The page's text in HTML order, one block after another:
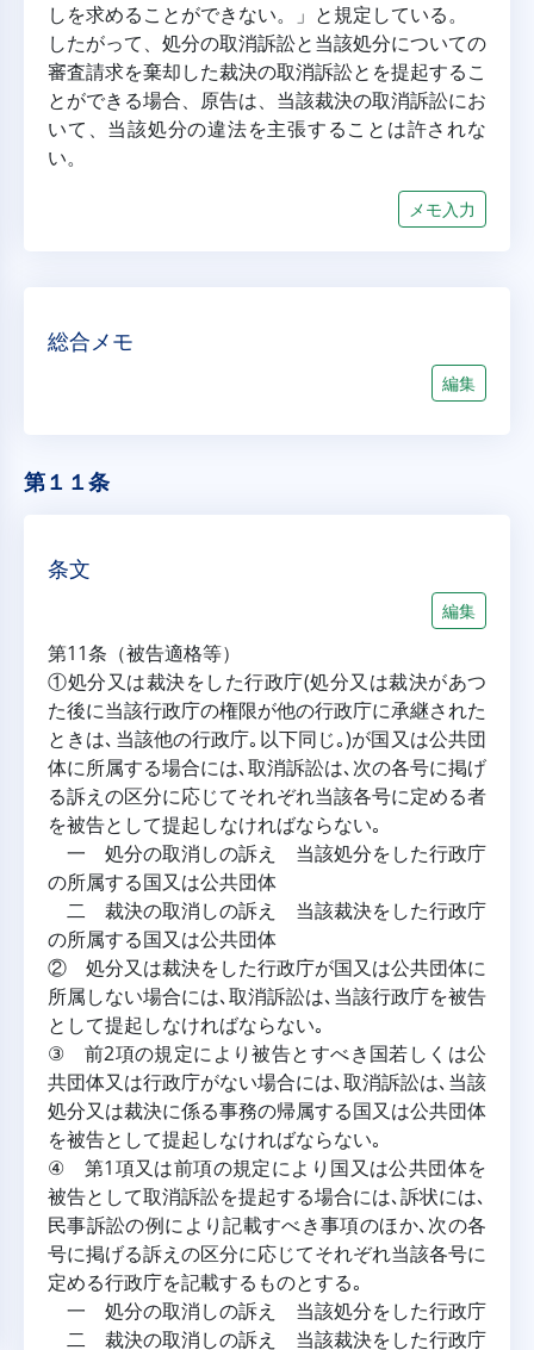
しを求めることができない。」と規定している。
したがって、処分の取消訴訟と当該処分についての
審査請求を棄却した裁決の取消訴訟とを提起するこ
とができる場合、原告は、当該裁決の取消訴訟にお
いて、当該処分の違法を主張することは許されな
い。
メモ入力
総合メモ
編集
第１１条
条文
編集
第11条（被告適格等）
①処分又は裁決をした行政庁(処分又は裁決があつ
た後に当該行政庁の権限が他の行政庁に承継された
ときは､当該他の行政庁｡以下同じ｡)が国又は公共団
体に所属する場合には､取消訴訟は､次の各号に掲げ
る訴えの区分に応じてそれぞれ当該各号に定める者
を被告として提起しなければならない｡
一 処分の取消しの訴え 当該処分をした行政庁
の所属する国又は公共団体
二 裁決の取消しの訴え 当該裁決をした行政庁
の所属する国又は公共団体
② 処分又は裁決をした行政庁が国又は公共団体に
所属しない場合には､取消訴訟は､当該行政庁を被告
として提起しなければならない｡
③ 前2項の規定により被告とすべき国若しくは公
共団体又は行政庁がない場合には､取消訴訟は､当該
処分又は裁決に係る事務の帰属する国又は公共団体
を被告として提起しなければならない｡
④ 第1項又は前項の規定により国又は公共団体を
被告として取消訴訟を提起する場合には､訴状には､
民事訴訟の例により記載すべき事項のほか､次の各
号に掲げる訴えの区分に応じてそれぞれ当該各号に
定める行政庁を記載するものとする｡
一 処分の取消しの訴え 当該処分をした行政庁
二 裁決の取消しの訴え 当該裁決をした行政庁